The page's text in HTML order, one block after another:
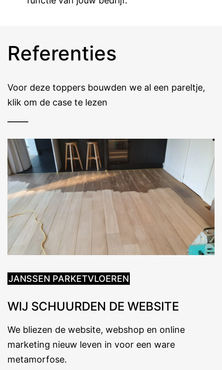
Referenties
Voor deze toppers bouwden we al een pareltje,
klik om de case te lezen
JANSSEN PARKETVLOEREN
WIJ SCHUURDEN DE WEBSITE
We bliezen de website, webshop en online
marketing nieuw leven in voor een ware
metamorfose.